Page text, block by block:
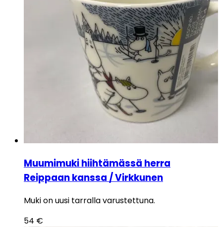
Muumimuki hiihtämässä herra
Reippaan kanssa / Virkkunen
Muki on uusi tarralla varustettuna.
54 €